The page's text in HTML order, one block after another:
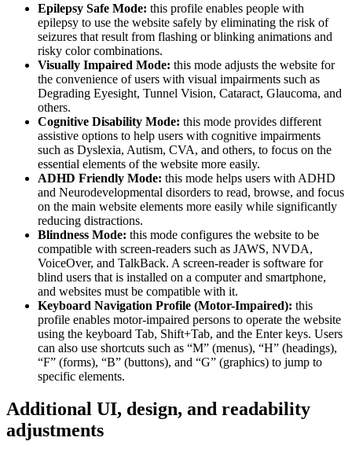
Epilepsy Safe Mode: this profile enables people with
epilepsy to use the website safely by eliminating the risk of
seizures that result from flashing or blinking animations and
risky color combinations.
Visually Impaired Mode: this mode adjusts the website for
the convenience of users with visual impairments such as
Degrading Eyesight, Tunnel Vision, Cataract, Glaucoma, and
others.
Cognitive Disability Mode: this mode provides different
assistive options to help users with cognitive impairments
such as Dyslexia, Autism, CVA, and others, to focus on the
essential elements of the website more easily.
ADHD Friendly Mode: this mode helps users with ADHD
and Neurodevelopmental disorders to read, browse, and focus
on the main website elements more easily while significantly
reducing distractions.
Blindness Mode: this mode configures the website to be
compatible with screen-readers such as JAWS, NVDA,
VoiceOver, and TalkBack. A screen-reader is software for
blind users that is installed on a computer and smartphone,
and websites must be compatible with it.
Keyboard Navigation Profile (Motor-Impaired): this
profile enables motor-impaired persons to operate the website
using the keyboard Tab, Shift+Tab, and the Enter keys. Users
can also use shortcuts such as “M” (menus), “H” (headings),
“F” (forms), “B” (buttons), and “G” (graphics) to jump to
specific elements.
Additional UI, design, and readability
adjustments